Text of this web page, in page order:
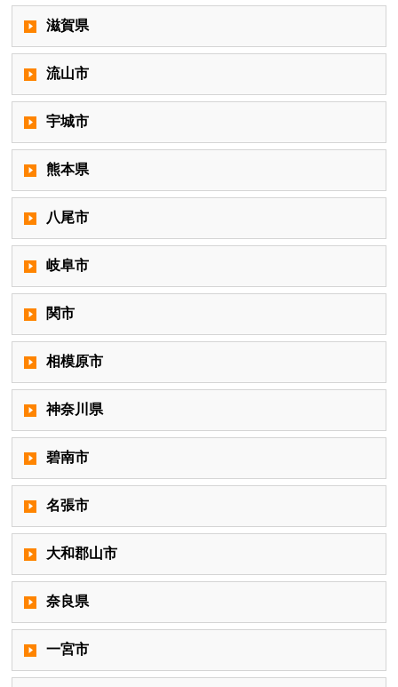
滋賀県
流山市
宇城市
熊本県
八尾市
岐阜市
関市
相模原市
神奈川県
碧南市
名張市
大和郡山市
奈良県
一宮市